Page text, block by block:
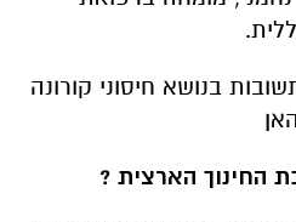
בנושא חיסוני קורונה
החינוך הארצית ?